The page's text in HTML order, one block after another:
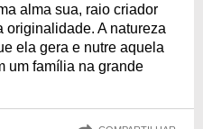
alma sua, raio criador
originalidade. A natureza
ela gera e nutre aquela
um família na grande